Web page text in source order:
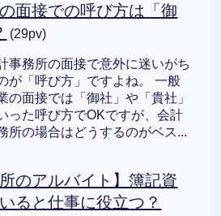
面接での呼び方は「御
(29pv)
事務所の面接で意外に迷いがち
が「呼び方」ですよね。 一般
の面接では「御社」や「貴社」
った呼び方でOKですが、会計
所の場合はどうするのがベス...
所のアルバイト】簿記資
ると仕事に役立つ？